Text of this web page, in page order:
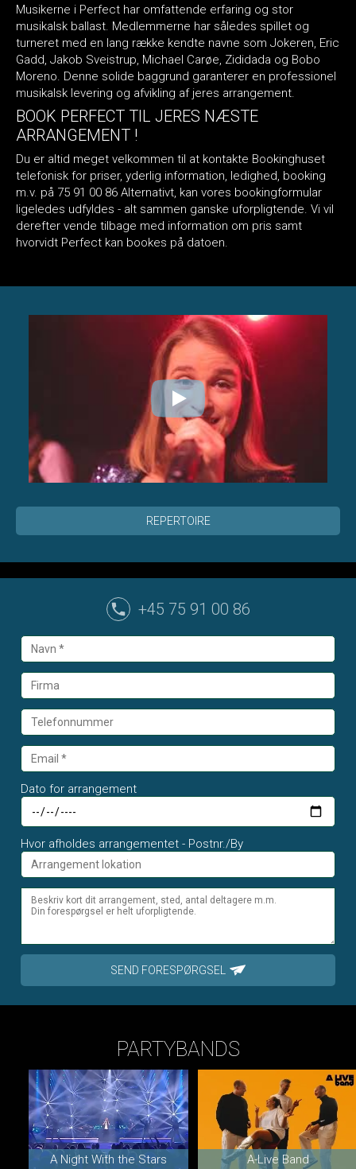
Musikerne i Perfect har omfattende erfaring og stor
musikalsk ballast. Medlemmerne har således spillet og
turneret med en lang række kendte navne som Jokeren, Eric
Gadd, Jakob Sveistrup, Michael Carøe, Zididada og Bobo
Moreno. Denne solide baggrund garanterer en professionel
musikalsk levering og afvikling af jeres arrangement.
BOOK PERFECT TIL JERES NÆSTE
ARRANGEMENT !
Du er altid meget velkommen til at kontakte Bookinghuset
telefonisk for priser, yderlig information, ledighed, booking
m.v. på 75 91 00 86 Alternativt, kan vores bookingformular
ligeledes udfyldes - alt sammen ganske uforpligtende. Vi vil
derefter vende tilbage med information om pris samt
hvorvidt Perfect kan bookes på datoen.
REPERTOIRE
+45 75 91 00 86
Dato for arrangement
Hvor afholdes arrangementet - Postnr./By
SEND FORESPØRGSEL
PARTYBANDS
A Night With the Stars A-Live Band